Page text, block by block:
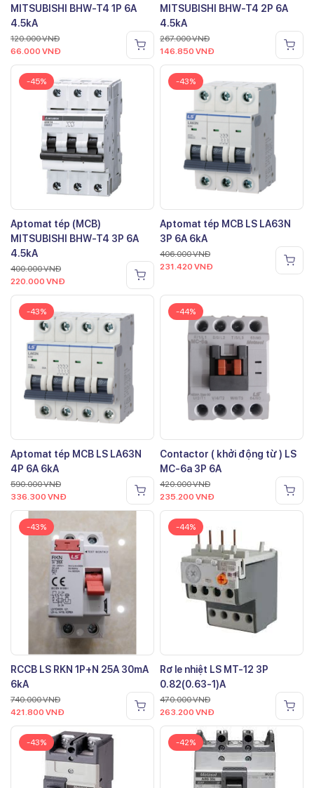
MITSUBISHI BHW-T4 1P 6A
4.5kA
120.000VNĐ
66.000 VNĐ
MITSUBISHI BHW-T4 2P 6A
4.5kA
267.000VNĐ
146.850 VNĐ
-45%
Aptomat tép (MCB)
MITSUBISHI BHW-T4 3P 6A
4.5kA
400.000VNĐ
220.000 VNĐ
-43%
Aptomat tép MCB LS LA63N
3P 6A 6kA
406.000VNĐ
231.420 VNĐ
-43%
Aptomat tép MCB LS LA63N
4P 6A 6kA
590.000VNĐ
336.300 VNĐ
-44%
Contactor ( khởi động từ ) LS
MC-6a 3P 6A
420.000VNĐ
235.200 VNĐ
-43%
RCCB LS RKN 1P+N 25A 30mA
6kA
740.000VNĐ
421.800 VNĐ
-44%
Rơ le nhiệt LS MT-12 3P
0.82(0.63-1)A
470.000VNĐ
263.200 VNĐ
-43% -42%